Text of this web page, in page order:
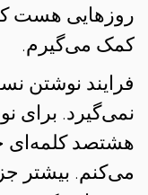
روزهایی هست
کمک می‌گیرم.
فرایند نوشتن
نمی‌گیرد.
هشتصد
می‌کنم. بیشتر